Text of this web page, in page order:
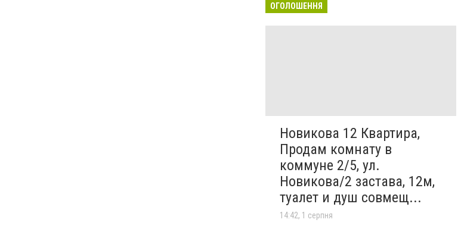
ОГОЛОШЕННЯ
Новикова 12 Квартира,
Продам комнату в
коммуне 2/5, ул.
Новикова/2 застава, 12м,
туалет и душ совмещ...
14:42, 1 серпня